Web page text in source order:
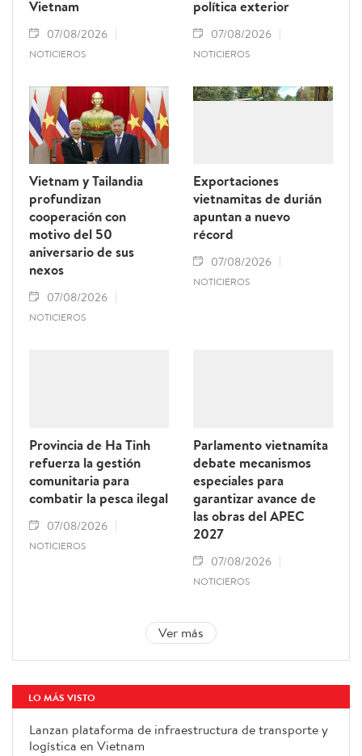
Vietnam
07/08/2026
NOTICIEROS
política exterior
07/08/2026
NOTICIEROS
Vietnam y Tailandia
profundizan
cooperación con
motivo del 50
aniversario de sus
nexos
07/08/2026
NOTICIEROS
Exportaciones
vietnamitas de durián
apuntan a nuevo
récord
07/08/2026
NOTICIEROS
Provincia de Ha Tinh
refuerza la gestión
comunitaria para
combatir la pesca ilegal
07/08/2026
NOTICIEROS
Parlamento vietnamita
debate mecanismos
especiales para
garantizar avance de
las obras del APEC
2027
07/08/2026
NOTICIEROS
Ver más
LO MÁS VISTO
Lanzan plataforma de
infraestructura de transporte y